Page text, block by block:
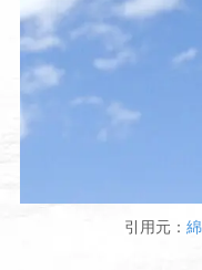
引用元：